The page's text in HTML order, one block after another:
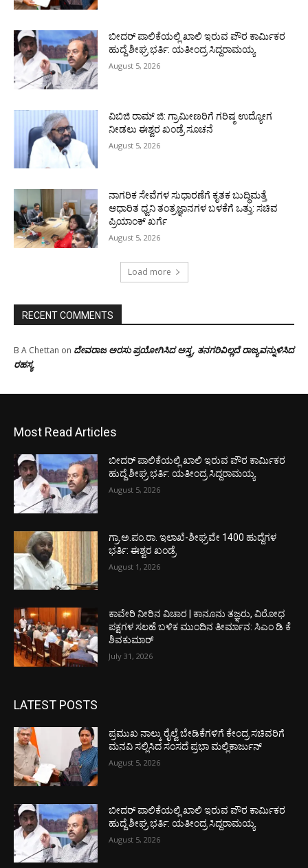
ಬೀದರ್ ಪಾಲಿಕೆಯಲ್ಲಿ ಖಾಲಿ ಇರುವ ಪೌರ ಕಾರ್ಮಿಕರ
ಹುದ್ದೆ ಶೀಘ್ರ ಭರ್ತಿ: ಯತೀಂದ್ರ ಸಿದ್ದರಾಮಯ್ಯ
August 5, 2026
ವಿಬಿಜಿ ರಾಮ್ ಜಿ: ಗ್ರಾಮೀಣರಿಗೆ ಗರಿಷ್ಠ ಉದ್ಯೋಗ
ನೀಡಲು ಈಶ್ವರ ಖಂಡ್ರೆ ಸೂಚನೆ
August 5, 2026
ನಾಗರಿಕ ಸೇವೆಗಳ ಸುಧಾರಣೆಗೆ ಕೃತಕ ಬುದ್ಧಿಮತ್ತೆ
ಆಧಾರಿತ ಧ್ವನಿ ತಂತ್ರಜ್ಞಾನಗಳ ಬಳಕೆಗೆ ಒತ್ತು: ಸಚಿವ
ಪ್ರಿಯಾಂಕ್ ಖರ್ಗೆ
August 5, 2026
Load more
RECENT COMMENTS
B A Chettan on ದೇವರಾಜ ಅರಸು ಪ್ರಯೋಗಿಸಿದ ಅಸ್ತ್ರ, ತನಗರಿವಿಲ್ಲದೆ ರಾಜ್ಯವನ್ನುಳಿಸಿದ
ರಹಸ್ಯ
Most Read Articles
ಬೀದರ್ ಪಾಲಿಕೆಯಲ್ಲಿ ಖಾಲಿ ಇರುವ ಪೌರ ಕಾರ್ಮಿಕರ
ಹುದ್ದೆ ಶೀಘ್ರ ಭರ್ತಿ: ಯತೀಂದ್ರ ಸಿದ್ದರಾಮಯ್ಯ
August 5, 2026
ಗ್ರಾ.ಅ.ಪಂ.ರಾ. ಇಲಾಖೆ-ಶೀಘ್ರವೇ 1400 ಹುದ್ದೆಗಳ
ಭರ್ತಿ: ಈಶ್ವರ ಖಂಡ್ರೆ
August 1, 2026
ಕಾವೇರಿ ನೀರಿನ ವಿಚಾರ | ಕಾನೂನು ತಜ್ಞರು, ವಿರೋಧ
ಪಕ್ಷಗಳ ಸಲಹೆ ಬಳಿಕ ಮುಂದಿನ ತೀರ್ಮಾನ: ಸಿಎಂ ಡಿ ಕೆ
ಶಿವಕುಮಾರ್
July 31, 2026
LATEST POSTS
ಪ್ರಮುಖ ನಾಲ್ಕು ರೈಲ್ವೆ ಬೇಡಿಕೆಗಳಿಗೆ ಕೇಂದ್ರ ಸಚಿವರಿಗೆ
ಮನವಿ ಸಲ್ಲಿಸಿದ ಸಂಸದೆ ಪ್ರಭಾ ಮಲ್ಲಿಕಾರ್ಜುನ್
August 5, 2026
ಬೀದರ್ ಪಾಲಿಕೆಯಲ್ಲಿ ಖಾಲಿ ಇರುವ ಪೌರ ಕಾರ್ಮಿಕರ
ಹುದ್ದೆ ಶೀಘ್ರ ಭರ್ತಿ: ಯತೀಂದ್ರ ಸಿದ್ದರಾಮಯ್ಯ
August 5, 2026